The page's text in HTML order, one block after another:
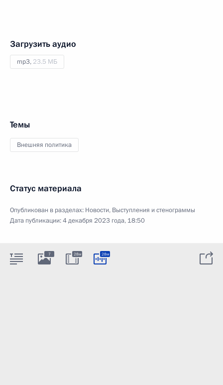
Загрузить аудио
mp3, 23.5 МБ
Темы
Внешняя политика
Статус материала
Опубликован в разделах: Новости, Выступления и стенограммы
Дата публикации:4 декабря 2023 года, 18:50
7 28м 28м